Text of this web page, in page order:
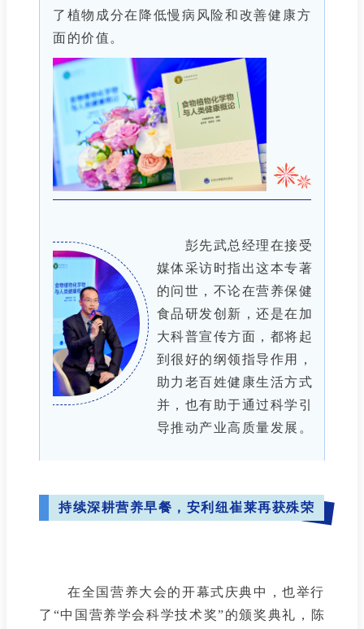
了植物成分在降低慢病风险和改善健康方
面的价值。
彭先武总经理在接受
媒体采访时指出这本专著
的问世，不论在营养保健
食品研发创新，还是在加
大科普宣传方面，都将起
到很好的纲领指导作用，
助力老百姓健康生活方式
并，也有助于通过科学引
导推动产业高质量发展。
持续深耕营养早餐，安利纽崔莱再获殊荣
在全国营养大会的开幕式庆典中，也举行
了“中国营养学会科学技术奖”的颁奖典礼，陈